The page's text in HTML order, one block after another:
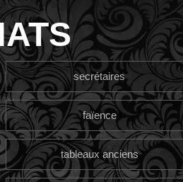
secrétaires
faïence
tableaux anciens